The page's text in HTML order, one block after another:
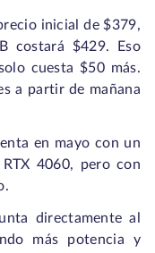
inicial de $379,
costará $429. Eso
cuesta $50 más.
a partir de mañana
en mayo con un
4060, pero con
directamente al
más potencia y